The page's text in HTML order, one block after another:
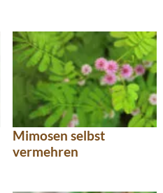
Mimosen selbst
vermehren